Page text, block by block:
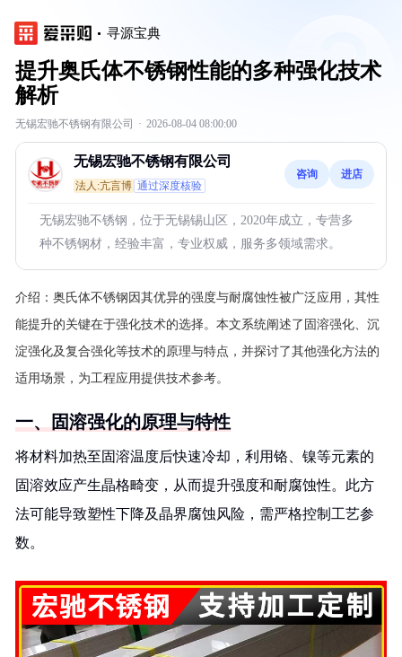
寻源宝典
提升奥氏体不锈钢性能的多种强化技术
解析
无锡宏驰不锈钢有限公司 · 2026-08-04 08:00:00
无锡宏驰不锈钢有限公司
法人:亢言博 通过深度核验
咨询 进店
无锡宏驰不锈钢，位于无锡锡山区，2020年成立，专营多
种不锈钢材，经验丰富，专业权威，服务多领域需求。
介绍： 奥氏体不锈钢因其优异的强度与耐腐蚀性被广泛应用，其性
能提升的关键在于强化技术的选择。本文系统阐述了固溶强化、沉
淀强化及复合强化等技术的原理与特点，并探讨了其他强化方法的
适用场景，为工程应用提供技术参考。
一、固溶强化的原理与特性
将材料加热至固溶温度后快速冷却，利用铬、镍等元素的
固溶效应产生晶格畸变，从而提升强度和耐腐蚀性。此方
法可能导致塑性下降及晶界腐蚀风险，需严格控制工艺参
数。